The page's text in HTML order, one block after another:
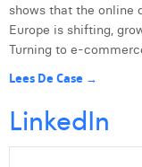
shows that the online
Europe is shifting,
Turning to e-
Lees De Case →
LinkedIn